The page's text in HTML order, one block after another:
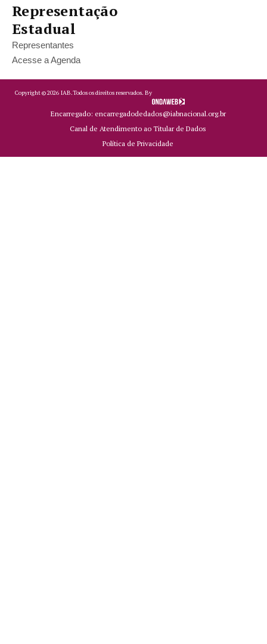
Representação
Estadual
Representantes
Acesse a Agenda
Copyright ©2026 IAB.Todos os direitos reservados. By
Encarregado: encarregadodedados@iabnacional.org.br
Canal de Atendimento ao Titular de Dados
Política de Privacidade